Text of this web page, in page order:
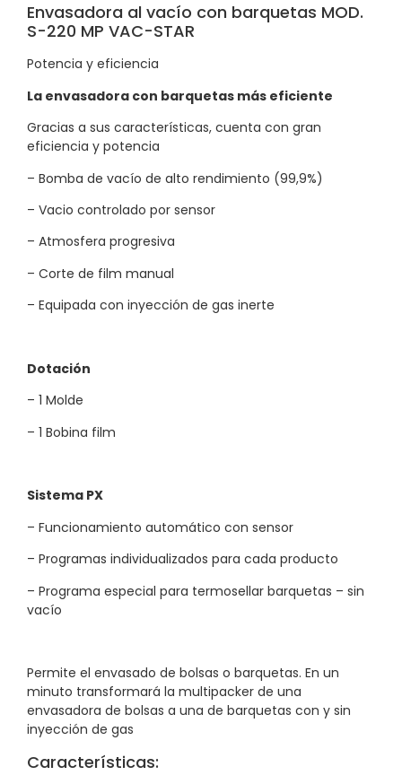
Envasadora al vacío con barquetas MOD.
S-220 MP VAC-STAR
Potencia y eficiencia
La envasadora con barquetas más eficiente
Gracias a sus características, cuenta con gran
eficiencia y potencia
– Bomba de vacío de alto rendimiento (99,9%)
– Vacio controlado por sensor
– Atmosfera progresiva
– Corte de film manual
– Equipada con inyección de gas inerte
Dotación
– 1 Molde
– 1 Bobina film
Sistema PX
– Funcionamiento automático con sensor
– Programas individualizados para cada producto
– Programa especial para termosellar barquetas – sin
vacío
Permite el envasado de bolsas o barquetas. En un
minuto transformará la multipacker de una
envasadora de bolsas a una de barquetas con y sin
inyección de gas
Características: